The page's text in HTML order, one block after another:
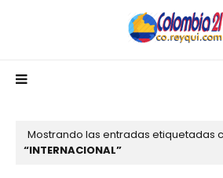
Mostrando las entradas etiquetadas
INTERNACIONAL